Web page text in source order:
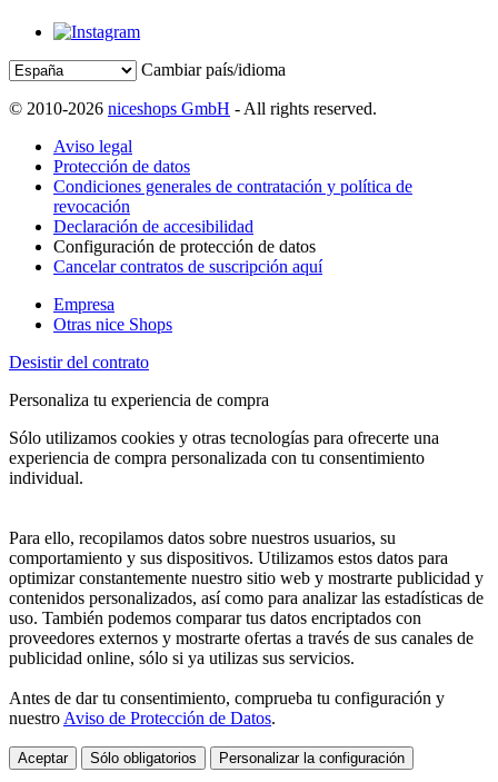
Cambiar país/idioma
© 2010-2026 niceshops GmbH - All rights reserved.
Aviso legal
Protección de datos
Condiciones generales de contratación y política de
revocación
Declaración de accesibilidad
Configuración de protección de datos
Cancelar contratos de suscripción aquí
Empresa
Otras nice Shops
Desistir del contrato
Personaliza tu experiencia de compra
Sólo utilizamos cookies y otras tecnologías para ofrecerte una
experiencia de compra personalizada con tu consentimiento
individual.
Para ello, recopilamos datos sobre nuestros usuarios, su
comportamiento y sus dispositivos. Utilizamos estos datos para
optimizar constantemente nuestro sitio web y mostrarte publicidad y
contenidos personalizados, así como para analizar las estadísticas de
uso. También podemos comparar tus datos encriptados con
proveedores externos y mostrarte ofertas a través de sus canales de
publicidad online, sólo si ya utilizas sus servicios.
Antes de dar tu consentimiento, comprueba tu configuración y
nuestro Aviso de Protección de Datos.
Aceptar Sólo obligatorios Personalizar la configuración